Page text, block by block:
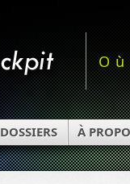
DOSSIERS À